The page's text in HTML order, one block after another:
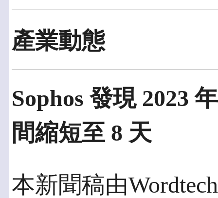
產業動態
Sophos 發現 2023
間縮短至 8 天
本新聞稿由